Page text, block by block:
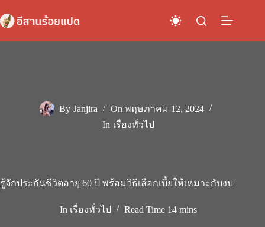
to
content
By Janjira On พฤษภาคม 12, 2024
In เรื่องทั่วไป
รู้จักประกันชีวิตอายุ 60 ปี พร้อมวิธีเลือกเบี้ยให้เหมาะกับงบ
In เรื่องทั่วไป Read Time 14 mins